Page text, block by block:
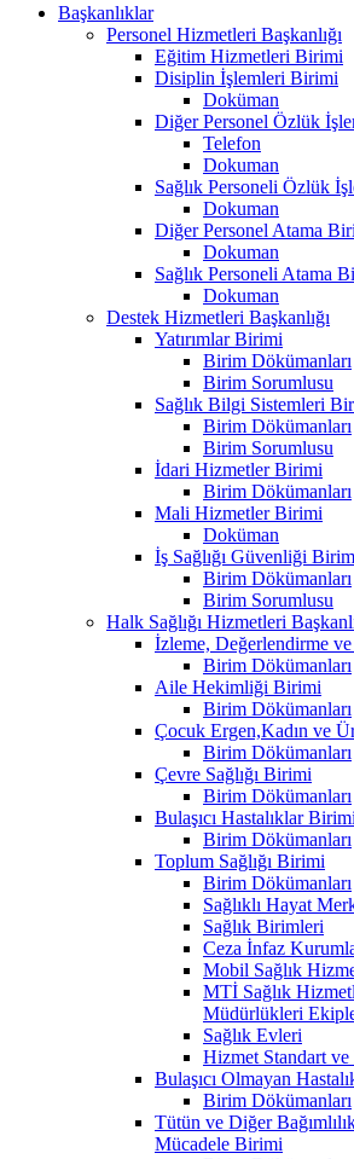
Başkanlıklar
Personel Hizmetleri Başkanlığı
Eğitim Hizmetleri Birimi
Disiplin İşlemleri Birimi
Doküman
Diğer Personel Özlük
Telefon
Dokuman
Sağlık Personeli Özlük
Dokuman
Diğer Personel Atama
Dokuman
Sağlık Personeli Atama
Dokuman
Destek Hizmetleri Başkanlığı
Yatırımlar Birimi
Birim Dökümanları
Birim Sorumlusu
Sağlık Bilgi Sistemleri
Birim Dökümanları
Birim Sorumlusu
İdari Hizmetler Birimi
Birim Dökümanları
Mali Hizmetler Birimi
Doküman
İş Sağlığı Güvenliği
Birim Dökümanları
Birim Sorumlusu
Halk Sağlığı Hizmetleri
İzleme, Değerlendirme
Birim Dökümanları
Aile Hekimliği Birimi
Birim Dökümanları
Çocuk Ergen,Kadın ve
Birim Dökümanları
Çevre Sağlığı Birimi
Birim Dökümanları
Bulaşıcı Hastalıklar Birimi
Birim Dökümanları
Toplum Sağlığı Birimi
Birim Dökümanları
Sağlıklı Hayat
Sağlık Birimleri
Ceza İnfaz
Mobil Sağlık
MTİ Sağlık
Müdürlükleri
Sağlık Evleri
Hizmet Standart
Bulaşıcı Olmayan
Birim Dökümanları
Tütün ve Diğer
Mücadele Birimi